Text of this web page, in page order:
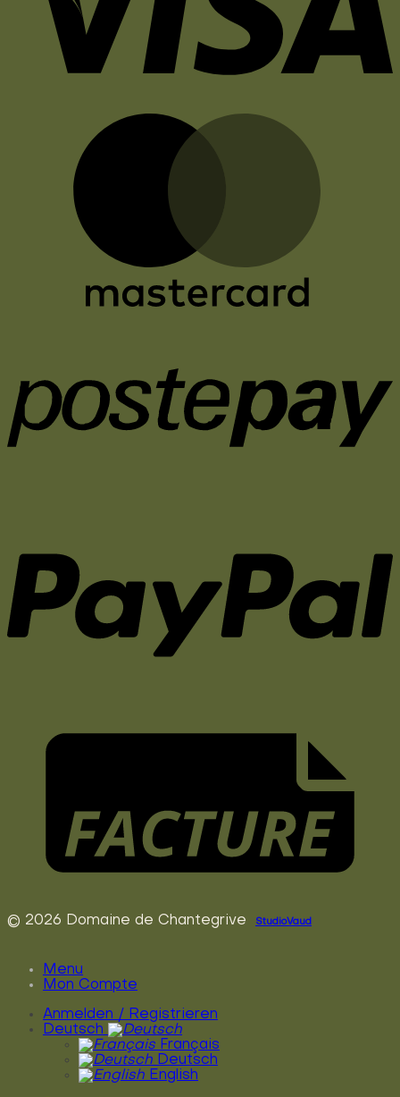
© 2026 Domaine de Chantegrive StudioVaud
Menu
Mon Compte
Anmelden / Registrieren
Deutsch
Français
Deutsch
English